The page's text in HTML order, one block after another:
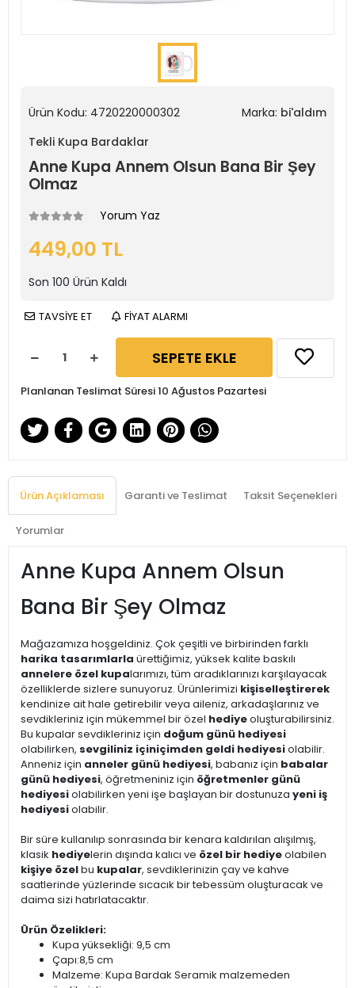
Ürün Kodu: 4720220000302 Marka: bi'aldım
Tekli Kupa Bardaklar
Anne Kupa Annem Olsun Bana Bir Şey
Olmaz
Yorum Yaz
449,00 TL
Son 100 Ürün Kaldı
TAVSİYE ET FİYAT ALARMI
SEPETE EKLE
Planlanan Teslimat Süresi 10 Ağustos Pazartesi
Ürün Açıklaması Garanti ve Teslimat Taksit Seçenekleri
Yorumlar
Anne Kupa Annem Olsun
Bana Bir Şey Olmaz
Mağazamıza hoşgeldiniz. Çok çeşitli ve birbirinden farklı
harika tasarımlarla ürettiğimiz, yüksek kalite baskılı
annelere özel kupalarımızı, tüm aradıklarınızı karşılayacak
özelliklerde sizlere sunuyoruz. Ürünlerimizi kişiselleştirerek
kendinize ait hale getirebilir veya aileniz, arkadaşlarınız ve
sevdikleriniz için mükemmel bir özel hediyeoluşturabilirsiniz.
Bu kupalar sevdikleriniz için doğum günü hediyesi
olabilirken, sevgiliniz içiniçimden geldi hediyesiolabilir.
Anneniz için anneler günü hediyesi, babanız için babalar
günü hediyesi, öğretmeniniz için öğretmenler günü
hediyesiolabilirken yeni işe başlayan bir dostunuza yeni iş
hediyesiolabilir.
Bir süre kullanılıp sonrasında bir kenara kaldırılan alışılmış,
klasik hediyelerin dışında kalıcı ve özel bir hediyeolabilen
kişiye özelbu kupalar, sevdiklerinizin çay ve kahve
saatlerinde yüzlerinde sıcacık bir tebessüm oluşturacak ve
daima sizi hatırlatacaktır.
Ürün Özelikleri:
Kupa yüksekliği: 9,5 cm
Çapı:8,5 cm
Malzeme: Kupa Bardak Seramik malzemeden